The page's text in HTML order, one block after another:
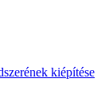
kiépítése